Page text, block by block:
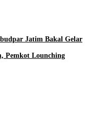
Jatim Bakal Gelar
Pemkot Lounching